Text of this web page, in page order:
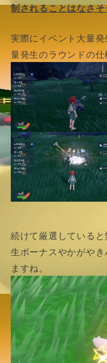
制されることはなさ
実際にイベント大量
量発生のラウンドの仕
続けて厳選している
生ボーナスやかがや
ますね。